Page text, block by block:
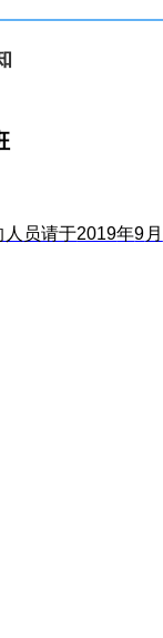
人员请于2019年9 月